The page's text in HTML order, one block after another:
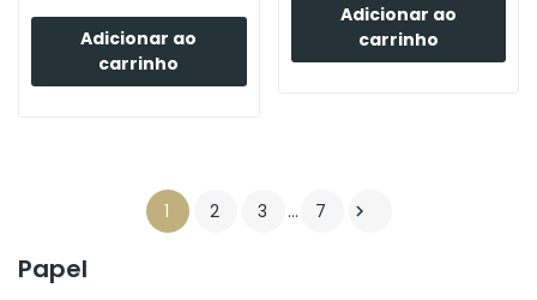
Papel
Adicionar ao
carrinho
Adicionar ao
carrinho
1 2 3 … 7 